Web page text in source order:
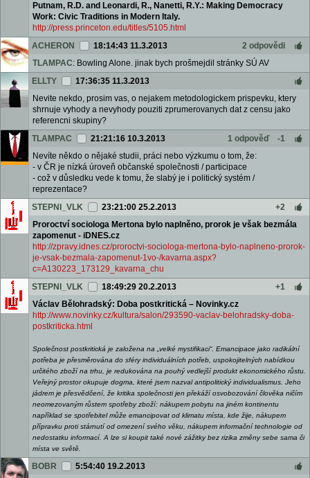
Putnam, R.D. and Leonardi, R., Nanetti, R.Y.: Making Democracy
Work: Civic Traditions in Modern Italy.
http://press.princeton.edu/titles/5105.html
ACHERON
18:14:43 11.3.2013
2 odpovědi
TLAMPAC: Bowling Alone. jinak bych prošmejdil stránky SÚ AV
ELLTY
17:36:35 11.3.2013
Nevite nekdo, prosim vas, o nejakem metodologickem prispevku, ktery
shrnuje vyhody a nevyhody pouziti zprumerovanych dat z censu jako
referencni skupiny?
TLAMPAC
21:21:16 10.3.2013 1 odpověď
-1
Nevíte někdo o nějaké studii, práci nebo výzkumu o tom, že:
- v ČR je nízká úroveň občanské společnosti / participace
- což v důsledku vede k tomu, že slabý je i politický systém /
reprezentace?
STEPNI_VLK
23:21:00 25.2.2013
+2
Proroctví sociologa Mertona bylo naplněno, prorok je však bezmála
zapomenut - iDNES.cz
http://zpravy.idnes.cz/proroctvi-sociologa-mertona-bylo-naplneno-prorok-
je-vsak-bezmala-zapomenut-1vo-/kavarna.aspx?
c=A130223_173129_kavarna_chu
STEPNI_VLK
18:49:29 20.2.2013
+1
Václav Bělohradský: Doba postkritická – Novinky.cz
http://www.novinky.cz/kultura/salon/293590-vaclav-belohradsky-doba-
postkriticka.html
Společnost postkritická je založena na „velké mystifikaci“. Emancipace jako radikální
potřeba je přesměrována do sféry individuálních potřeb, uspokojitelných nabídkou
určitého zboží na trhu, je redukována na pouhý vedlejší produkt ekonomického růstu.
Veřejný prostor okupuje dogma, které jsem nazval antipolitický individualismus. Jeho
jádrem je přesvědčení, že kritika společnosti jen překáží osvobozování člověka ničím
neomezovaným růstem spotřeby zboží: nákupem pobytu na jiném kontinentu
například se spotřebitel může emancipovat od klimatu místa, kde žije, nákupem
přípravku proti stárnutí od omezení svého věku, nákupem informační technologie od
nedostatku informací. A lze si koupit také nové zážitky bez rizika změny sebe sama či
místa ve světě.
BOBR
5:54:40 19.2.2013